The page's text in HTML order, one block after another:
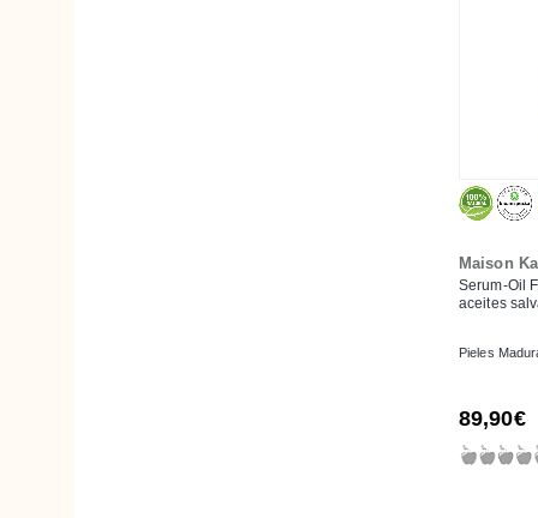
Maison
Serum-Oil
aceites
Pieles
89,90€